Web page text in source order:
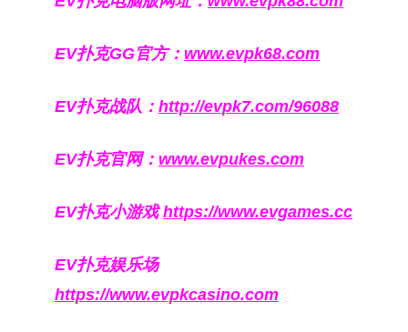
EV扑克GG官方： www.evpk68.com
EV扑克战队： http://evpk7.com/96088
EV扑克官网： www.evpukes.com
EV扑克小游戏https://www.evgames.cc
EV扑克娱乐场
https://www.evpkcasino.com